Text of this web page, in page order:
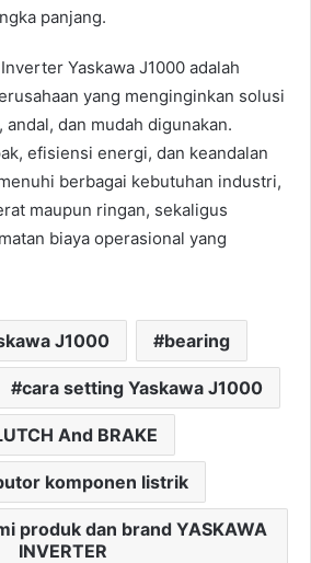
panjang.
Yaskawa J1000 adalah
yang menginginkan solusi
dan mudah digunakan.
efisiensi energi, dan keandalan
berbagai kebutuhan industri,
maupun ringan, sekaligus
biaya operasional yang
J1000 bearing
cara setting Yaskawa J1000
And BRAKE
komponen listrik
produk dan brand YASKAWA
INVERTER